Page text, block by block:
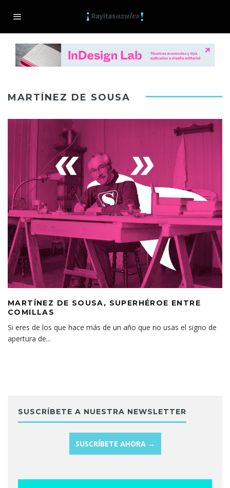
MARTÍNEZ DE SOUSA
MARTÍNEZ DE SOUSA, SUPERHÉROE ENTRE
COMILLAS
Si eres de los que hace más de un año que no usas el signo de
apertura de...
SUSCRÍBETE A NUESTRA NEWSLETTER
SUSCRÍBETE AHORA →